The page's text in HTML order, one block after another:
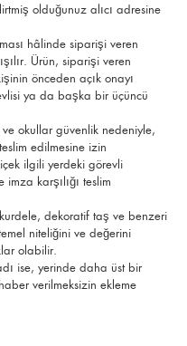
olduğunuz alıcı adresine
hâlinde siparişi veren
Ürün, siparişi veren
önceden açık onayı
ya da başka bir üçüncü
okullar güvenlik nedeniyle,
edilmesine izin
ilgili yerdeki görevli
karşılığı teslim
dekoratif taş ve benzeri
niteliğini ve değerini
olabilir.
ise, yerinde daha üst bir
verilmeksizin ekleme